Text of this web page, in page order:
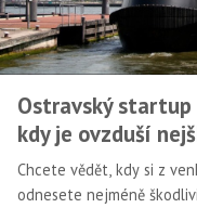
Ostravský
kdy je ovzduší
Chcete vědět, kdy si z
odnesete nejméně